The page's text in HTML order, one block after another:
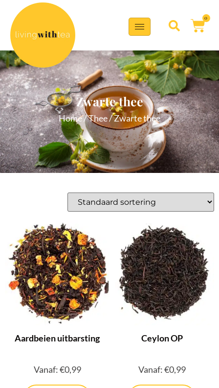
0
Zwarte thee
Home/Thee/ Zwarte thee
Aardbeien uitbarsting
Vanaf:€0,99
Ceylon OP
Vanaf:€0,99